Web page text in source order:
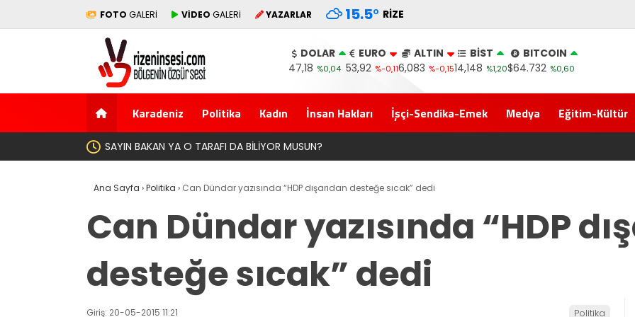
FOTO GALERİ VİDEO GALERİ YAZARLAR 15.5° RIZE
DOLAR
47,18 %0,04
EURO
53,92 %-0,11
ALTIN
6,083 %-0,15
BİST
14,148 %1,20
BITCOIN
$64.732 %0,60
Karadeniz Politika Kadın İnsan Hakları İşçi-Sendika-Emek Medya Eğitim-Kültür
Yeni Parti İktidar Yolculuğuna Erdoğan’ın Memleketi Rize’den Başladı
Ana Sayfa ›Politika › Can Dündar yazısında “HDP dışarıdan desteğe sıcak” dedi
Can Dündar yazısında “HDP
desteğe sıcak” dedi
Giriş: 20-05-2015 11:21 Politika